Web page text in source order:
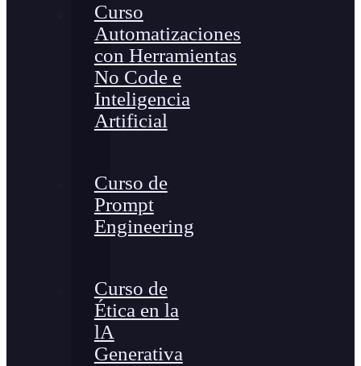
Curso
Automatizaciones
con Herramientas
No Code e
Inteligencia
Artificial
Curso de
Prompt
Engineering
Curso de
Ética en la
lA
Generativa